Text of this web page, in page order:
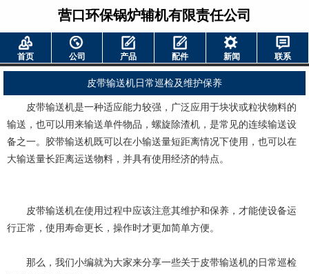
营口环保锅炉辅机有限责任公司
首页 公司 产品 配件 新闻 联系
皮带输送机日常巡检及维护保养
皮带输送机是一种适应能力较强，广泛应用于块状或粒状物料的
输送，也可以用来输送单件物品，螺旋除渣机，是常见的连续输送设
备之一。胶带输送机既可以在小输送量短距离情况下使用，也可以在
大输送量长距离运送物料，并具有使用经济的特点。
皮带输送机在使用过程中应该注意其维护和保养，才能使设备运
行正常，使用寿命更长，操作时才更加简单方便。
那么，我们小编就为大家来分享一些关于皮带输送机的日常巡检